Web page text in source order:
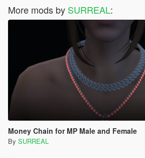
More mods by SURREAL:
Money Chain for MP Male and Female
By SURREAL